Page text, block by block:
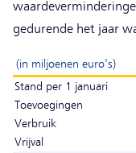
gedurende het jaar
(in miljoenen euro's)
Stand per 1 januari
Toevoegingen
Verbruik
Vrijval